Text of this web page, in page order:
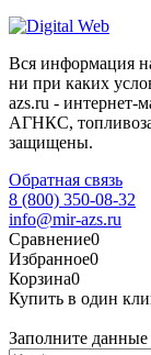
Вся информация
ни при каких
azs.ru - интернет-
АГНКС,
защищены.
Обратная связь
8 (800) 350-08-32
info@mir-azs.ru
Сравнение0
Избранное0
Корзина0
Купить в один
Заполните данные